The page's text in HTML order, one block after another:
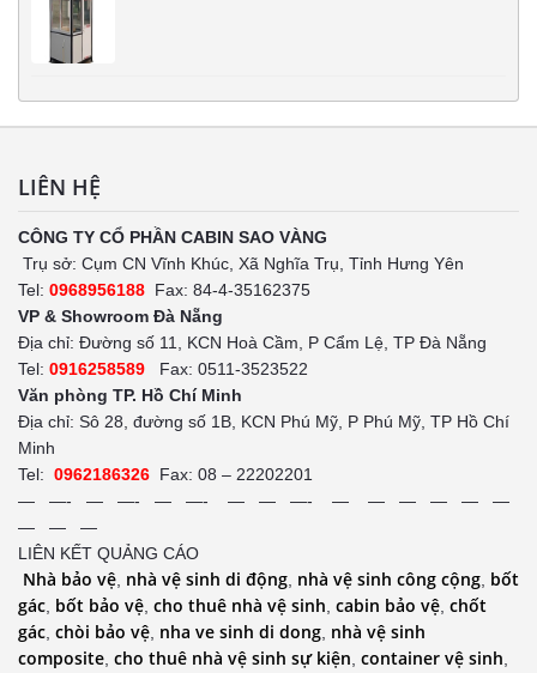
LIÊN HỆ
CÔNG TY CỔ PHẦN CABIN SAO VÀNG
Trụ sở: Cụm CN Vĩnh Khúc, Xã Nghĩa Trụ, Tỉnh Hưng Yên
Tel: 0968956188 Fax: 84-4-35162375
VP & Showroom Đà Nẵng
Địa chỉ: Đường số 11, KCN Hoà Cầm, P Cẩm Lệ, TP Đà Nẵng
Tel: 0916258589 Fax: 0511-3523522
Văn phòng TP. Hồ Chí Minh
Địa chỉ: Sô 28, đường số 1B, KCN Phú Mỹ, P Phú Mỹ, TP Hồ Chí
Minh
Tel: 0962186326 Fax: 08 – 22202201
— —- — —- — —- — — —- — — — — — —
— — —
LIÊN KẾT QUẢNG CÁO
Nhà bảo vệ nhà vệ sinh di động nhà vệ sinh công cộng bốt
gác bốt bảo vệ cho thuê nhà vệ sinh cabin bảo vệ chốt
gác chòi bảo vệ nha ve sinh di dong nhà vệ sinh
composite cho thuê nhà vệ sinh sự kiện container vệ sinh